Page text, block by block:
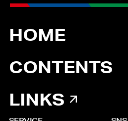
HOME
CONTENTS
LINKS